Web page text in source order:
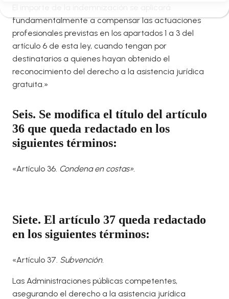
fundamentalmente a compensar las actuaciones
profesionales previstas en los apartados 1 a 3 del
artículo 6 de esta ley, cuando tengan por
destinatarios a quienes hayan obtenido el
reconocimiento del derecho a la asistencia jurídica
gratuita.»
Seis. Se modifica el título del artículo
36 que queda redactado en los
siguientes términos:
«Artículo 36. Condena en costas».
Siete. El artículo 37 queda redactado
en los siguientes términos:
«Artículo 37. Subvención.
Las Administraciones públicas competentes,
asegurando el derecho a la asistencia jurídica